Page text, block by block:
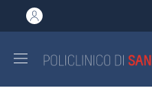
al contenuto principale
to footer content